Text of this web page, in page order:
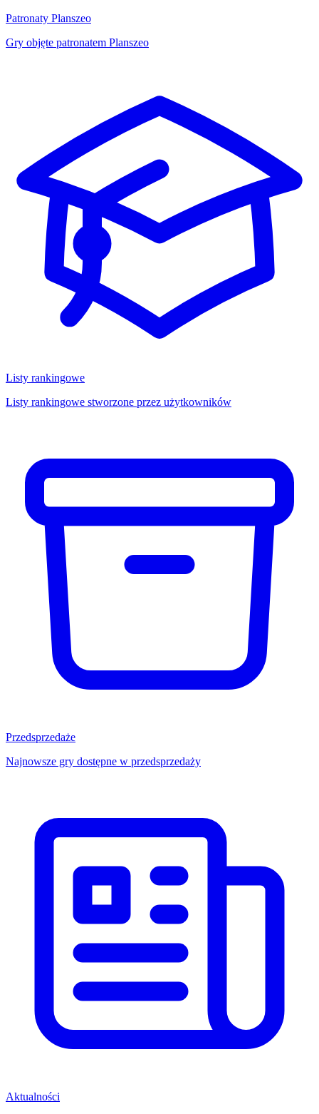
Patronaty Planszeo
Gry objęte patronatem Planszeo
Listy rankingowe
Listy rankingowe stworzone przez użytkowników
Przedsprzedaże
Najnowsze gry dostępne w przedsprzedaży
Aktualności